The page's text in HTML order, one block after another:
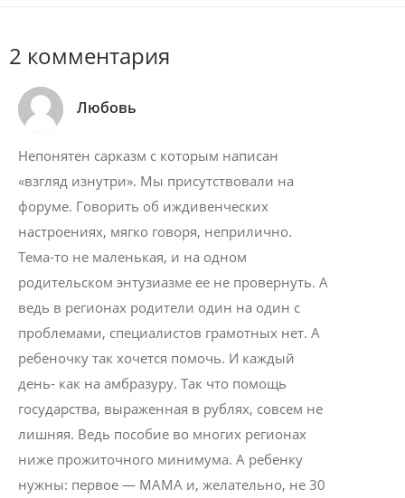
2 комментария
Любовь
Непонятен сарказм с которым написан
«взгляд изнутри». Мы присутствовали на
форуме. Говорить об иждивенческих
настроениях, мягко говоря, неприлично.
Тема-то не маленькая, и на одном
родительском энтузиазме ее не провернуть. А
ведь в регионах родители один на один с
проблемами, специалистов грамотных нет. А
ребеночку так хочется помочь. И каждый
день- как на амбразуру. Так что помощь
государства, выраженная в рублях, совсем не
лишняя. Ведь пособие во многих регионах
ниже прожиточного минимума. А ребенку
нужны: первое — МАМА и, желательно, не 30